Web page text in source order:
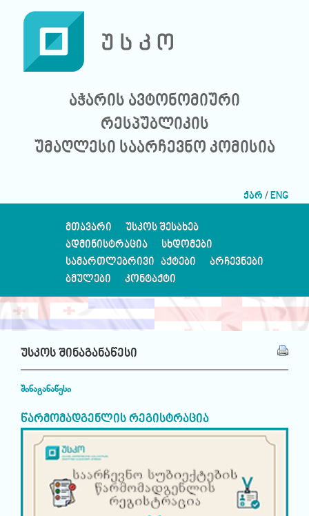
აჭარის ავტონომიური
რესპუბლიკის
უმაღლესი საარჩევნო კომისია
ქარ /ENG
ᲛᲗᲐᲕᲐᲠᲘ
ᲣᲡᲙᲝᲡ ᲨᲔᲡᲐᲮᲔᲑ
ᲐᲓᲛᲘᲜᲘᲡᲢᲠᲐᲪᲘᲐ
ᲡᲮᲓᲝᲛᲔᲑᲘ
ᲡᲐᲛᲐᲠᲗᲚᲔᲑᲠᲘᲕᲘ ᲐᲥᲢᲔᲑᲘ
ᲐᲠᲩᲔᲕᲜᲔᲑᲘ
ᲑᲛᲣᲚᲔᲑᲘ
ᲙᲝᲜᲢᲐᲥᲢᲘ
უსკოს შინაგანაწესი
შინაგანაწესი
წარმომადგენლის რეგისტრაცია